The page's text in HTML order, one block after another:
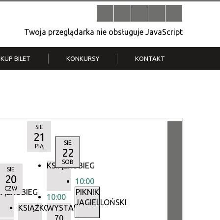
Twoja przeglądarka nie obsługuje JavaScript
KUP BILET KONKURSY
T.
KONTAKT
SIE
20
CZW
KSIĄŻKOBIEG
SIE
21
PIĄ
KSIĄŻKOBIEG
10:00
WYSTAWA:
70
SIE
22
SOB
10:00
PIKNIK
JAGIELLOŃSKI